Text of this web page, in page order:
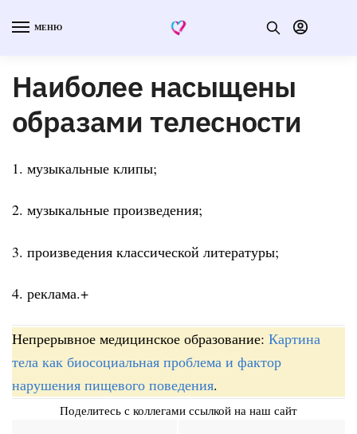
МЕНЮ
Наиболее насыщены
образами телесности
1. музыкальные клипы;
2. музыкальные произведения;
3. произведения классической литературы;
4. реклама.+
Непрерывное медицинское образование: Картина
тела как биосоциальная проблема и фактор
нарушения пищевого поведения.
Поделитесь с коллегами ссылкой на наш сайт